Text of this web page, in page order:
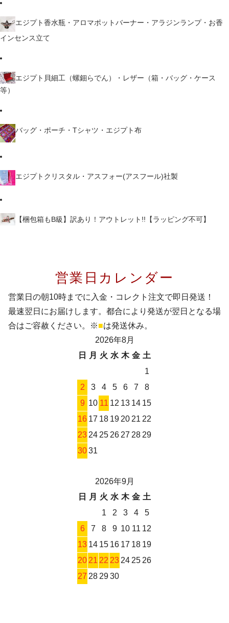
エジプト香水瓶・アロマポットバーナー・アラジンランプ・お香
インセンス立て
エジプト貝細工（螺鈿らでん）・レザー（箱・バッグ・ケース
等）
バッグ・ポーチ・Tシャツ・エジプト布
エジプトクリスタル・アスフォー(アスフール)社製
【梱包箱もB級】訳あり！アウトレット!!【ラッピング不可】
営業日カレンダー
営業日の朝10時までに入金・コレクト注文で即日発送！
最速翌日にお届けします。都合により発送が翌日となる場
合はご容赦ください。※■は発送休み。
2026年8月
日
月 火 水 木 金 土
1
2
3 4 5 6 7
8
9 10 11 12 13 14 15
16 17 18 19202122
2324252627 2829
3031
2026年9月
日
月 火 水 木 金 土
1
2 3 4
5
6
7 8 9 10 11 12
13 14 15 16 17 18 19
2021 22 23242526
27 282930